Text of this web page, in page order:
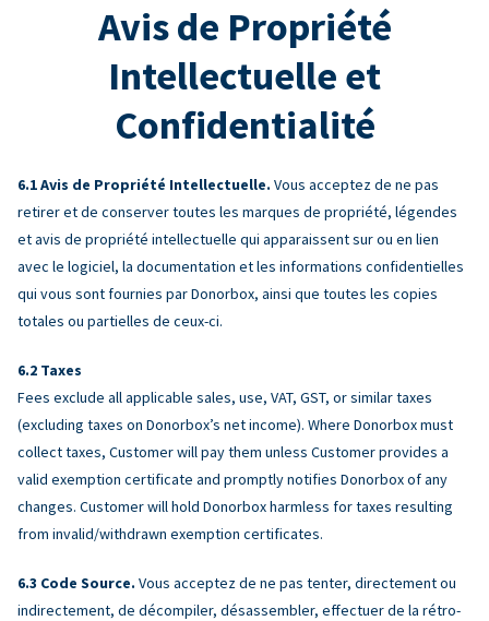
Avis de Propriété
Intellectuelle et
Confidentialité
Avis de Propriété Intellectuelle. Vous acceptez de ne pas
retirer et de conserver toutes les marques de propriété, légendes
et avis de propriété intellectuelle qui apparaissent sur ou en lien
avec le logiciel, la documentation et les informations confidentielles
qui vous sont fournies par Donorbox, ainsi que toutes les copies
totales ou partielles de ceux-ci.
Taxes
Fees exclude all applicable sales, use, VAT, GST, or similar taxes
(excluding taxes on Donorbox’s net income). Where Donorbox must
collect taxes, Customer will pay them unless Customer provides a
valid exemption certificate and promptly notifies Donorbox of any
changes. Customer will hold Donorbox harmless for taxes resulting
from invalid/withdrawn exemption certificates.
Code Source. Vous acceptez de ne pas tenter, directement ou
indirectement, de décompiler, désassembler, effectuer de la rétro-